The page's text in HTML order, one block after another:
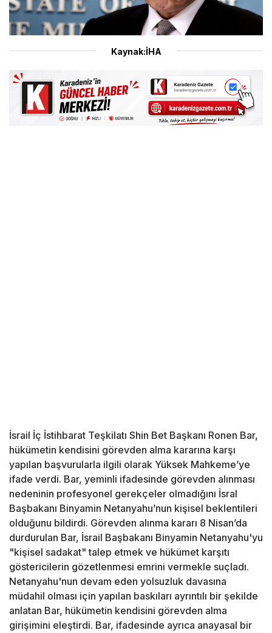
Kaynak:İHA
İsrail İç İstihbarat Teşkilatı Shin Bet Başkanı Ronen Bar,
hükümetin kendisini görevden alma kararına karşı
yapılan başvurularla ilgili olarak Yüksek Mahkeme’ye
ifade verdi. Bar, yeminli ifadesinde görevden alınması
nedeninin profesyonel gerekçeler olmadığını İsral
Başbakanı Binyamin Netanyahu’nun kişisel beklentileri
olduğunu bildirdi. Görevden alınma kararı 8 Nisan’da
durdurulan Bar, İsrail Başbakanı Binyamin Netanyahu'yu
"kişisel sadakat" talep etmek ve hükümet karşıtı
göstericilerin gözetlenmesi emrini vermekle suçladı.
Netanyahu'nun devam eden yolsuzluk davasına
müdahil olması için yapılan baskıları ayrıntılı bir şekilde
anlatan Bar, hükümetin kendisini görevden alma
girişimini eleştirdi. Bar, ifadesinde ayrıca anayasal bir